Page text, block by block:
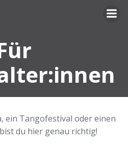
ein Tangofestival oder einen
du hier genau richtig!